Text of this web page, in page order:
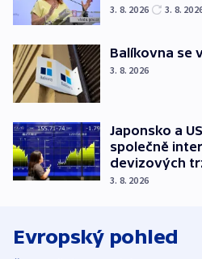
3. 8. 2026 3. 8.
Balíkovna se
3. 8. 2026
Japonsko a
společně
devizových
3. 8. 2026
Evropský pohled